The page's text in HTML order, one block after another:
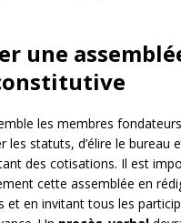
une
les membres
les statuts, d’élire le bureau
des cotisations. Il est
cette assemblée en
et en invitant tous les